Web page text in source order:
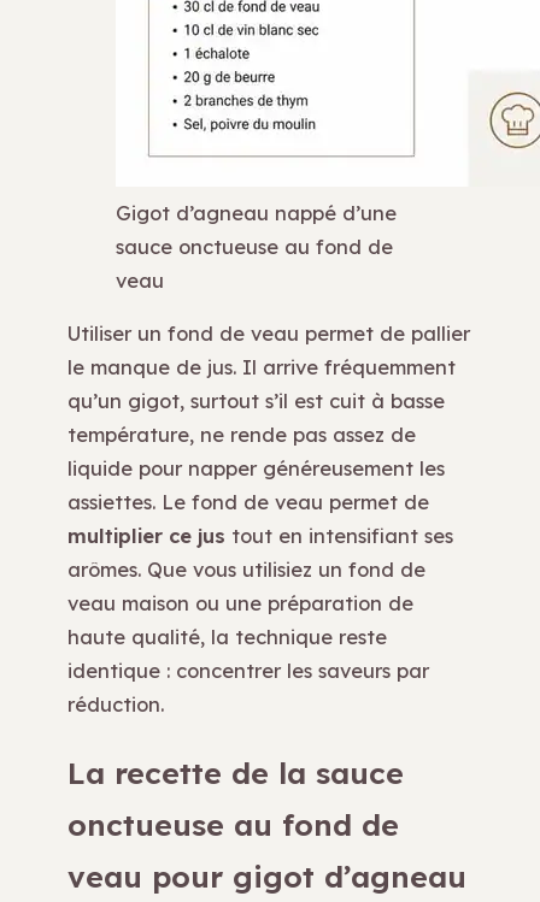
Gigot d’agneau nappé d’une
sauce onctueuse au fond de
veau
Utiliser un fond de veau permet de pallier
le manque de jus. Il arrive fréquemment
qu’un gigot, surtout s’il est cuit à basse
température, ne rende pas assez de
liquide pour napper généreusement les
assiettes. Le fond de veau permet de
multiplier ce jus tout en intensifiant ses
arômes. Que vous utilisiez un fond de
veau maison ou une préparation de
haute qualité, la technique reste
identique : concentrer les saveurs par
réduction.
La recette de la sauce
onctueuse au fond de
veau pour gigot d’agneau